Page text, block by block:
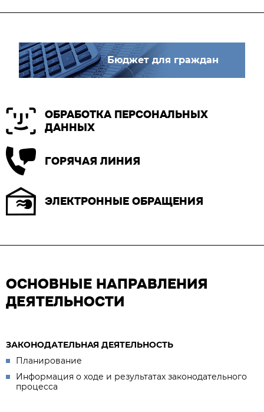
Бюджет для граждан
ОБРАБОТКА ПЕРСОНАЛЬНЫХ
ДАННЫХ
ГОРЯЧАЯ ЛИНИЯ
ЭЛЕКТРОННЫЕ ОБРАЩЕНИЯ
ОСНОВНЫЕ НАПРАВЛЕНИЯ
ДЕЯТЕЛЬНОСТИ
ЗАКОНОДАТЕЛЬНАЯ ДЕЯТЕЛЬНОСТЬ
Планирование
Информация о ходе и результатах законодательного
процесса